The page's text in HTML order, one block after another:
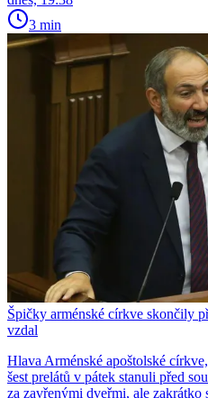
3 min
Špičky arménské církve skončily
vzdal
Hlava Arménské apoštolské
šest prelátů v pátek stanuli před
za zavřenými dveřmi, ale zakrátko